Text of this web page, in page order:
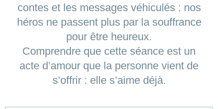
contes et les messages véhiculés : nos
héros ne passent plus par la souffrance
pour être heureux.
Comprendre que cette séance est un
acte d’amour que la personne vient de
s’offrir : elle s’aime déjà.